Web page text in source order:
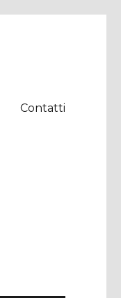
Contatti